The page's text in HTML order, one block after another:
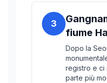
3
fiume
Dopo la
registro e ci
parte più